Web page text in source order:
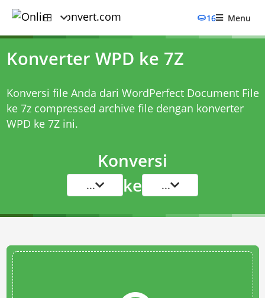
16 Menu
Konverter WPD ke 7Z
Konversi file Anda dari WordPerfect Document File
ke 7z compressed archive file dengan konverter
WPD ke 7Zini.
Konversi
... ke ...